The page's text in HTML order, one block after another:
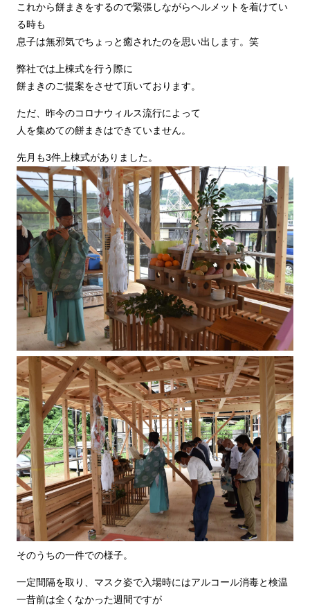
これから餅まきをするので緊張しながらヘルメットを着けてい
る時も
息子は無邪気でちょっと癒されたのを思い出します。笑
弊社では上棟式を行う際に
餅まきのご提案をさせて頂いております。
ただ、昨今のコロナウィルス流行によって
人を集めての餅まきはできていません。
先月も3件上棟式がありました。
そのうちの一件での様子。
一定間隔を取り、マスク姿で入場時にはアルコール消毒と検温
一昔前は全くなかった週間ですが